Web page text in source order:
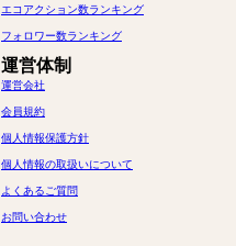
エコアクション数ランキング
フォロワー数ランキング
運営体制
運営会社
会員規約
個人情報保護方針
個人情報の取扱いについて
よくあるご質問
お問い合わせ